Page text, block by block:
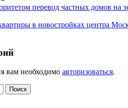
перевод частных домов на
в новостройках центра
вам необходимо авторизоваться.